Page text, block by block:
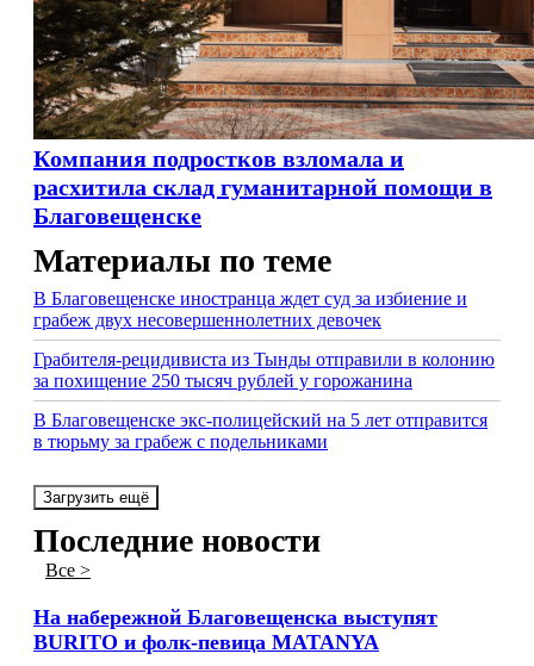
Компания подростков взломала и
расхитила склад гуманитарной помощи в
Благовещенске
Материалы по теме
В Благовещенске иностранца ждет суд за избиение и
грабеж двух несовершеннолетних девочек
Грабителя-рецидивиста из Тынды отправили в колонию
за похищение 250 тысяч рублей у горожанина
В Благовещенске экс-полицейский на 5 лет отправится
в тюрьму за грабеж с подельниками
Загрузить ещё
Последние новости
Все >
На набережной Благовещенска выступят
BURITO и фолк-певица MATANYA